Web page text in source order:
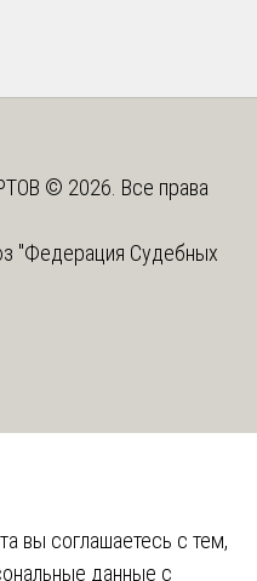
© 2026. Все права
"Федерация Судебных
вы соглашаетесь с тем,
данные с